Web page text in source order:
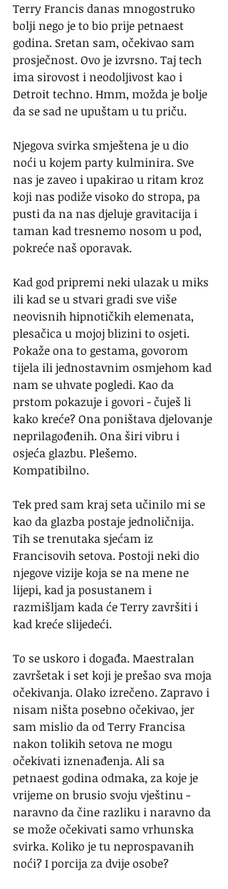
Terry Francis danas mnogostruko
bolji nego je to bio prije petnaest
godina. Sretan sam, očekivao sam
prosječnost. Ovo je izvrsno. Taj tech
ima sirovost i neodoljivost kao i
Detroit techno. Hmm, možda je bolje
da se sad ne upuštam u tu priču.
Njegova svirka smještena je u dio
noći u kojem party kulminira. Sve
nas je zaveo i upakirao u ritam kroz
koji nas podiže visoko do stropa, pa
pusti da na nas djeluje gravitacija i
taman kad tresnemo nosom u pod,
pokreće naš oporavak.
Kad god pripremi neki ulazak u miks
ili kad se u stvari gradi sve više
neovisnih hipnotičkih elemenata,
plesačica u mojoj blizini to osjeti.
Pokaže ona to gestama, govorom
tijela ili jednostavnim osmjehom kad
nam se uhvate pogledi. Kao da
prstom pokazuje i govori - čuješ li
kako kreće? Ona poništava djelovanje
neprilagođenih. Ona širi vibru i
osjeća glazbu. Plešemo.
Kompatibilno.
Tek pred sam kraj seta učinilo mi se
kao da glazba postaje jednoličnija.
Tih se trenutaka sjećam iz
Francisovih setova. Postoji neki dio
njegove vizije koja se na mene ne
lijepi, kad ja posustanem i
razmišljam kada će Terry završiti i
kad kreće slijedeći.
To se uskoro i događa. Maestralan
završetak i set koji je prešao sva moja
očekivanja. Olako izrečeno. Zapravo i
nisam ništa posebno očekivao, jer
sam mislio da od Terry Francisa
nakon tolikih setova ne mogu
očekivati iznenađenja. Ali sa
petnaest godina odmaka, za koje je
vrijeme on brusio svoju vještinu -
naravno da čine razliku i naravno da
se može očekivati samo vrhunska
svirka. Koliko je tu neprospavanih
noći? I porcija za dvije osobe?